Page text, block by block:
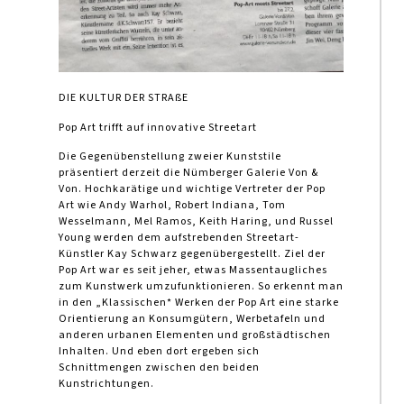
DIE KULTUR DER STRAßE
Pop Art trifft auf innovative Streetart
Die Gegenübenstellung zweier Kunststile
präsentiert derzeit die Nümberger Galerie Von &
Von. Hochkarätige und wichtige Vertreter der Pop
Art wie Andy Warhol, Robert Indiana, Tom
Wesselmann, Mel Ramos, Keith Haring, und Russel
Young werden dem aufstrebenden Streetart-
Künstler Kay Schwarz gegenübergestellt. Ziel der
Pop Art war es seit jeher, etwas Massentaugliches
zum Kunstwerk umzufunktionieren. So erkennt man
in den „Klassischen* Werken der Pop Art eine starke
Orientierung an Konsumgütern, Werbetafeln und
anderen urbanen Elementen und großstädtischen
Inhalten. Und eben dort ergeben sich
Schnittmengen zwischen den beiden
Kunstrichtungen.